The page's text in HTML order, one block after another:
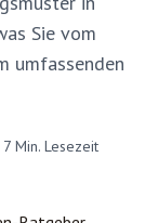
Sie vom
umfassenden
7 Min. Lesezeit